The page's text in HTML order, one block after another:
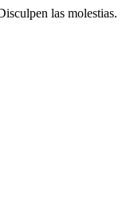
las molestias.